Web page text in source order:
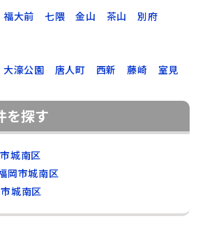
福大前 七隈 金山 茶山
別府
大濠公園 唐人町 西新 藤崎 室見
を探す
城南区
岡市城南区
城南区